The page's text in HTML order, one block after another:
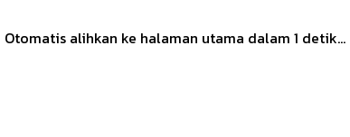
Otomatis alihkan ke halaman utama dalam 1 detik...